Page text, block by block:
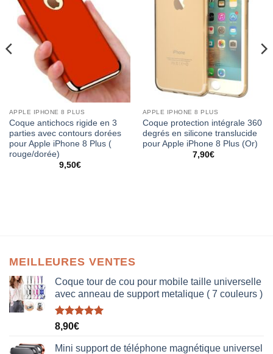
APPLE IPHONE 8 PLUS
Coque antichocs rigide en 3
parties avec contours dorées
pour Apple iPhone 8 Plus (
rouge/dorée)
9,50€
APPLE IPHONE 8 PLUS
Coque protection intégrale 360
degrés en silicone translucide
pour Apple iPhone 8 Plus (Or)
7,90€
MEILLEURES VENTES
Coque tour de cou pour mobile taille universelle
avec anneau de support metalique ( 7 couleurs )
Note5.00
8,90€
Mini support de téléphone magnétique universel